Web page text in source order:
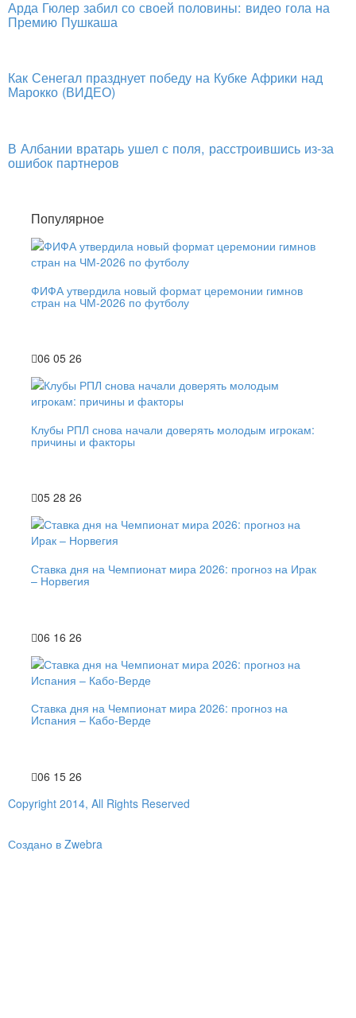
Арда Гюлер забил со своей половины: видео гола на
Премию Пушкаша
Как Сенегал празднует победу на Кубке Африки над
Марокко (ВИДЕО)
В Албании вратарь ушел с поля, расстроившись из-за
ошибок партнеров
Популярное
ФИФА утвердила новый формат церемонии гимнов
стран на ЧМ-2026 по футболу
06 05 26
Клубы РПЛ снова начали доверять молодым игрокам:
причины и факторы
05 28 26
Ставка дня на Чемпионат мира 2026: прогноз на Ирак
– Норвегия
06 16 26
Ставка дня на Чемпионат мира 2026: прогноз на
Испания – Кабо-Верде
06 15 26
Copyright 2014, All Rights Reserved
Создано в Zwebra